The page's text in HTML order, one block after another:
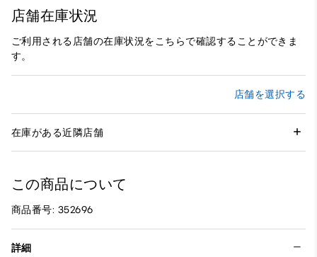
店舗在庫状況
ご利用される店舗の在庫状況をこちらで確認することができま
す。
店舗を選択する
在庫がある近隣店舗
この商品について
商品番号: 352696
詳細